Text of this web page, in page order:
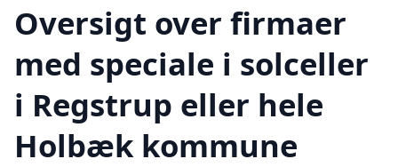
Oversigt over firmaer
med speciale i solceller
i Regstrup eller hele
Holbæk kommune